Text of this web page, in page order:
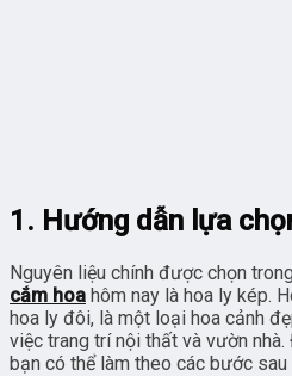
1. Hướng dẫn lựa
Nguyên liệu chính được chọn
cắm hoa hôm nay là hoa ly kép.
hoa ly đôi, là một loại hoa cảnh
việc trang trí nội thất và vườn
bạn có thể làm theo các bước sau